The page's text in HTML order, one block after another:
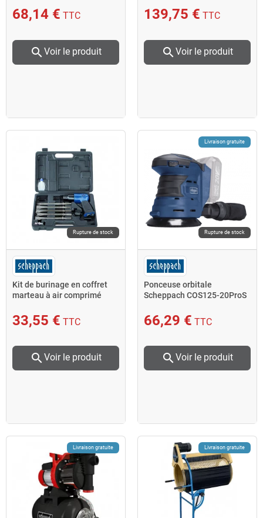
68,14 € TTC
search Voir le produit
139,75 € TTC
search Voir le produit
Rupture de stock
Kit de burinage en coffret
marteau à air comprimé
33,55 € TTC
search Voir le produit
Livraison gratuite
Rupture de stock
Ponceuse orbitale
Scheppach COS125-20ProS
66,29 € TTC
search Voir le produit
Livraison gratuite Livraison gratuite